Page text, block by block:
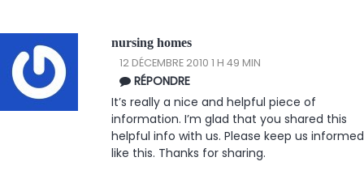
nursing homes
12 DÉCEMBRE 2010 1 H 49 MIN
RÉPONDRE
It’s really a nice and helpful piece of
information. I’m glad that you shared this
helpful info with us. Please keep us informed
like this. Thanks for sharing.